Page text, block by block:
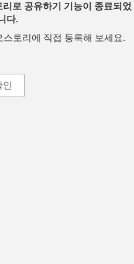
로 공유하기 기능이 종료되었
다.
토리에 직접 등록해 보세요.